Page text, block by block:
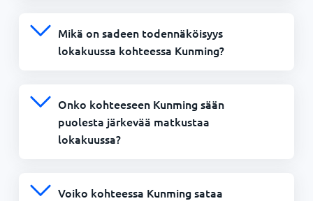
Mikä on sadeen todennäköisyys
lokakuussa kohteessa Kunming?
Onko kohteeseen Kunming sään
puolesta järkevää matkustaa
lokakuussa?
Voiko kohteessa Kunming sataa